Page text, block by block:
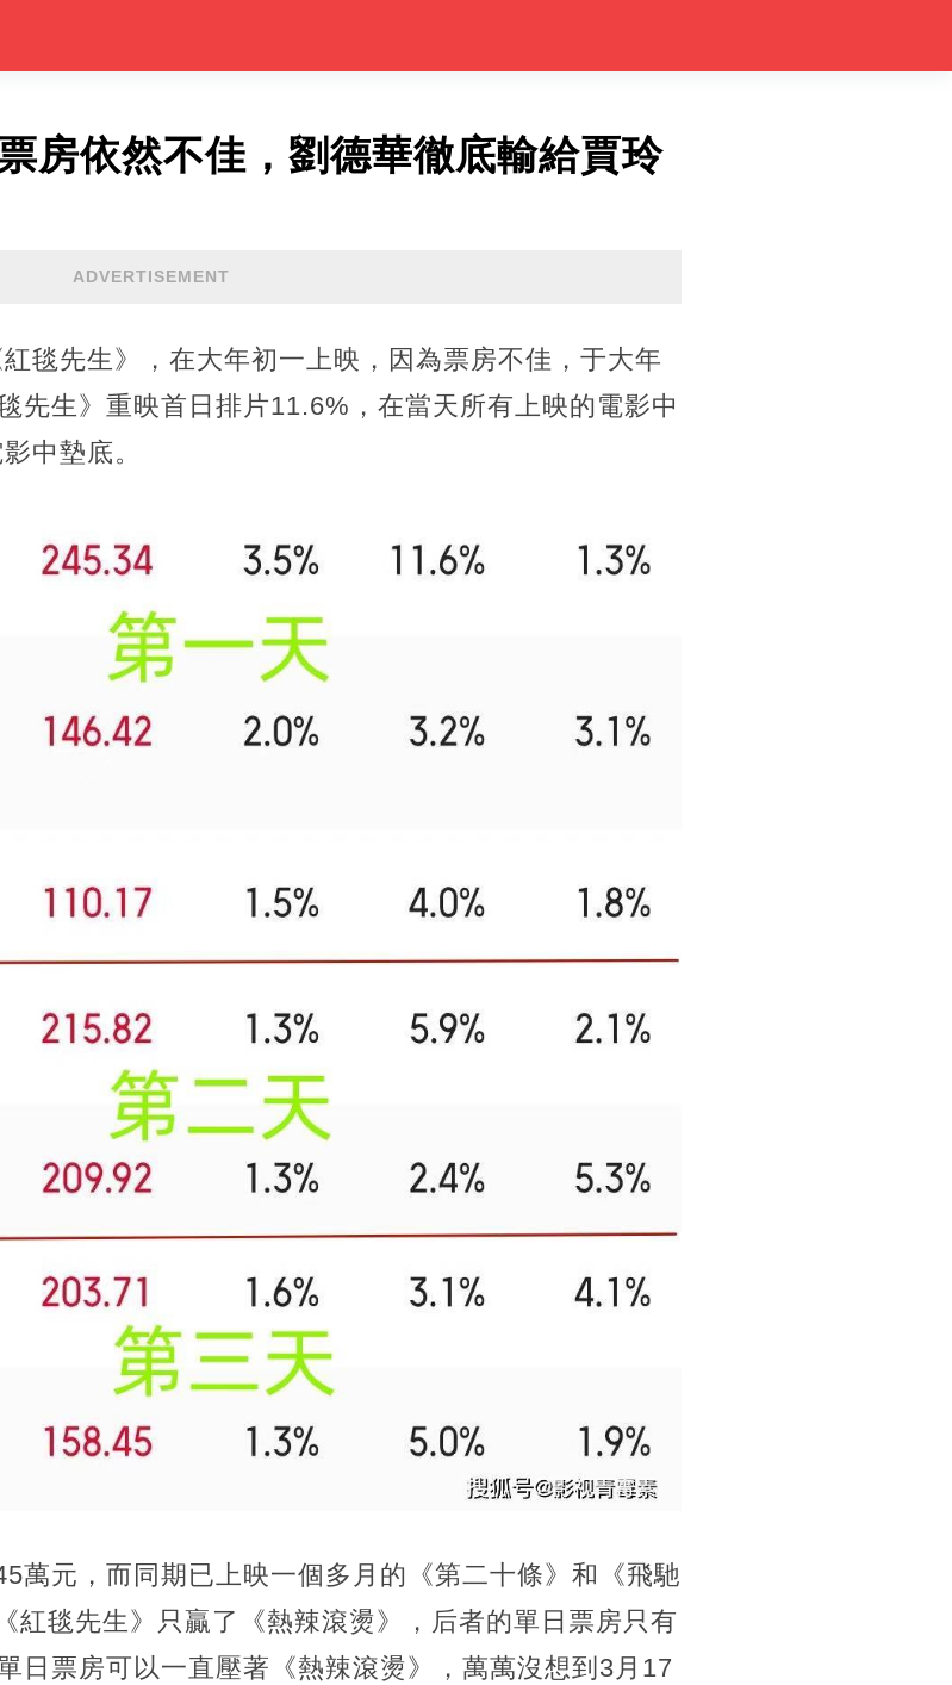
房依然不佳，劉德華徹底輸給賈玲
ADVERTISEMENT
毯先生》，在大年初一上映，因為票房不佳，于大年
先生》重映首日排片11.6%，在當天所有上映的電影中
中墊底。
萬元，而同期已上映一個多月的《第二十條》和《飛馳
紅毯先生》只贏了《熱辣滾燙》，后者的單日票房只有
日票房可以一直壓著《熱辣滾燙》，萬萬沒想到3月17